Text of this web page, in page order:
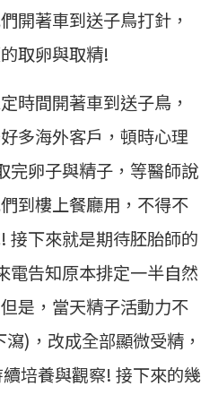
開著車到送子鳥打針，
取卵與取精!
時間開著車到送子鳥，
多海外客戶，頓時心理
完卵子與精子，等醫師說
到樓上餐廳用，不得不
接下來就是期待胚胎師的
電告知原本排定一半自然
是，當天精子活動力不
)，改成全部顯微受精，
培養與觀察! 接下來的幾